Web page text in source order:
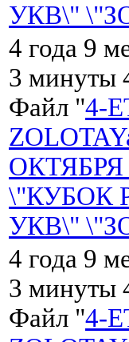
УКВ\"
4 года 9
3 минуты
Файл "4-
ОКТЯБРЯ
\"КУБОК
УКВ\"
4 года 9
3 минуты
Файл "4-